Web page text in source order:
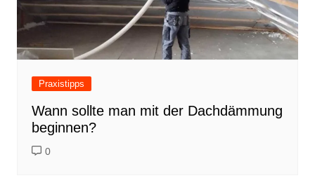
Praxistipps
Wann sollte man mit der Dachdämmung
beginnen?
0